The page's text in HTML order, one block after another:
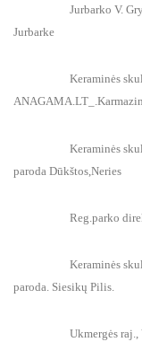
Jurbarko V. Grybo
Jurbarke
Keraminės
Keraminės
paroda Dūkštos,Neries
Reg.parko
Keraminės
paroda. Siesikų Pilis.
Ukmergės raj.,